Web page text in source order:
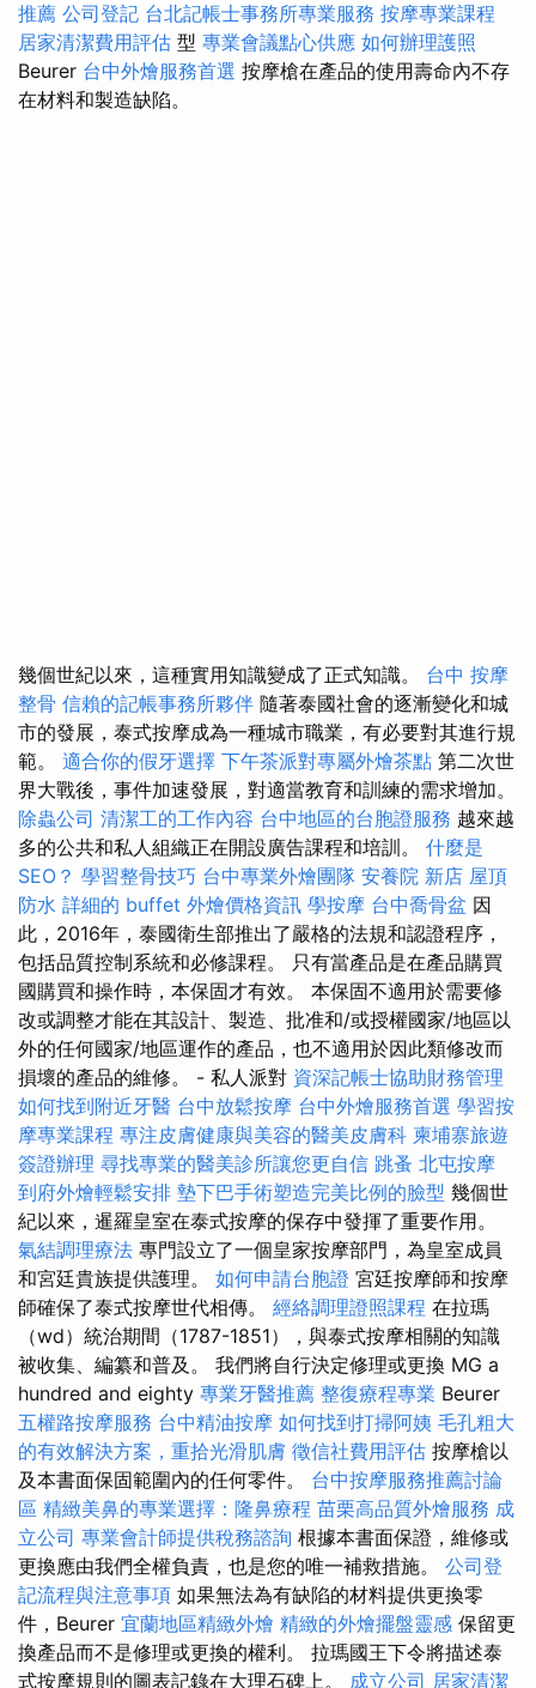
推薦 公司登記 台北記帳士事務所專業服務 按摩專業課程
居家清潔費用評估 型 專業會議點心供應 如何辦理護照
Beurer 台中外燴服務首選 按摩槍在產品的使用壽命內不存
在材料和製造缺陷。
幾個世紀以來，這種實用知識變成了正式知識。 台中 按摩
整骨 信賴的記帳事務所夥伴 隨著泰國社會的逐漸變化和城
市的發展，泰式按摩成為一種城市職業，有必要對其進行規
範。 適合你的假牙選擇 下午茶派對專屬外燴茶點 第二次世
界大戰後，事件加速發展，對適當教育和訓練的需求增加。
除蟲公司 清潔工的工作內容 台中地區的台胞證服務 越來越
多的公共和私人組織正在開設廣告課程和培訓。 什麼是
SEO？ 學習整骨技巧 台中專業外燴團隊 安養院 新店 屋頂
防水 詳細的 buffet 外燴價格資訊 學按摩 台中喬骨盆 因
此，2016年，泰國衛生部推出了嚴格的法規和認證程序，
包括品質控制系統和必修課程。 只有當產品是在產品購買
國購買和操作時，本保固才有效。 本保固不適用於需要修
改或調整才能在其設計、製造、批准和/或授權國家/地區以
外的任何國家/地區運作的產品，也不適用於因此類修改而
損壞的產品的維修。 - 私人派對 資深記帳士協助財務管理
如何找到附近牙醫 台中放鬆按摩 台中外燴服務首選 學習按
摩專業課程 專注皮膚健康與美容的醫美皮膚科 柬埔寨旅遊
簽證辦理 尋找專業的醫美診所讓您更自信 跳蚤 北屯按摩
到府外燴輕鬆安排 墊下巴手術塑造完美比例的臉型 幾個世
紀以來，暹羅皇室在泰式按摩的保存中發揮了重要作用。
氣結調理療法 專門設立了一個皇家按摩部門，為皇室成員
和宮廷貴族提供護理。 如何申請台胞證 宮廷按摩師和按摩
師確保了泰式按摩世代相傳。 經絡調理證照課程 在拉瑪
（wd）統治期間（1787-1851），與泰式按摩相關的知識
被收集、編纂和普及。 我們將自行決定修理或更換 MG a
hundred and eighty 專業牙醫推薦 整復療程專業 Beurer
五權路按摩服務 台中精油按摩 如何找到打掃阿姨 毛孔粗大
的有效解決方案，重拾光滑肌膚 徵信社費用評估 按摩槍以
及本書面保固範圍內的任何零件。 台中按摩服務推薦討論
區 精緻美鼻的專業選擇：隆鼻療程 苗栗高品質外燴服務 成
立公司 專業會計師提供稅務諮詢 根據本書面保證，維修或
更換應由我們全權負責，也是您的唯一補救措施。 公司登
記流程與注意事項 如果無法為有缺陷的材料提供更換零
件，Beurer 宜蘭地區精緻外燴 精緻的外燴擺盤靈感 保留更
換產品而不是修理或更換的權利。 拉瑪國王下令將描述泰
式按摩規則的圖表記錄在大理石碑上。 成立公司 居家清潔